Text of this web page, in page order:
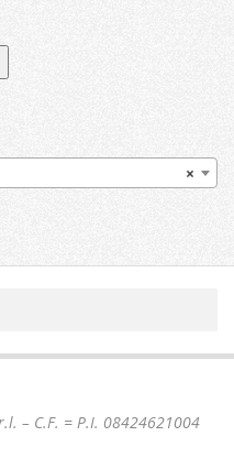
×
– C.F. = P.I. 08424621004